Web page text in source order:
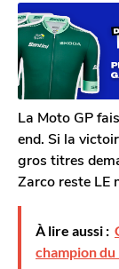
2
a
n
s
a
g
o
r
T
o
m
G
a
l
r
o
n
s
a
La Moto GP
end. Si la
gros titres
Zarco reste LE
À lire aussi :
champion du